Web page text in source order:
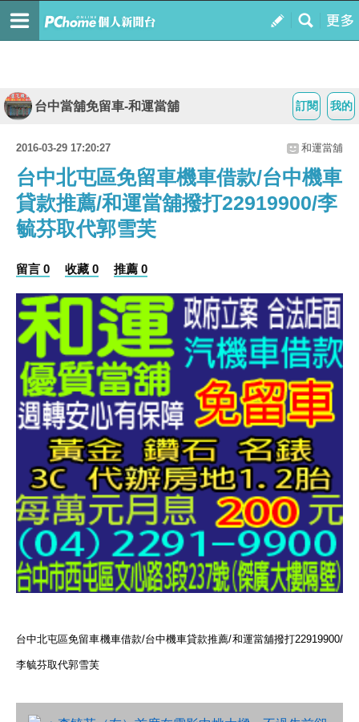
我的
訂閱
台中當舖免留車-和運當舖
2016-03-29 17:20:27 和運當舖
台中北屯區免留車機車借款/台中機車
貸款推薦/和運當舖撥打22919900/李
毓芬取代郭雪芙
留言 0 收藏 0 推薦 0
台中北屯區免留車機車借款/台中機車貸款推薦/和運當舖撥打22919900/
李毓芬取代郭雪芙